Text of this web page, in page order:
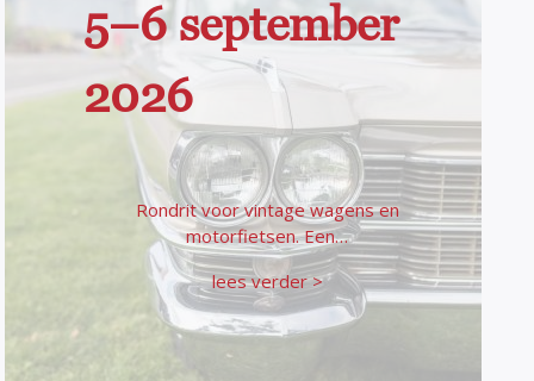
5–6 september
2026
Rondrit voor vintage wagens en
motorfietsen. Een…
lees verder >